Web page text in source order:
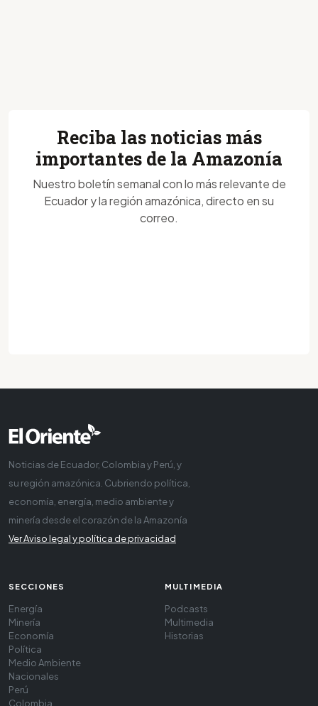
Reciba las noticias más
importantes de la Amazonía
Nuestro boletín semanal con lo más relevante de
Ecuador y la región amazónica, directo en su
correo.
Noticias de Ecuador, Colombia y Perú, y
su región amazónica. Cubriendo política,
economía, energía, medio ambiente y
minería desde el corazón de la Amazonía
Ver Aviso legal y política de privacidad
SECCIONES
Energía
Minería
Economía
Política
Medio Ambiente
Nacionales
Perú
Colombia
MULTIMEDIA
Podcasts
Multimedia
Historias